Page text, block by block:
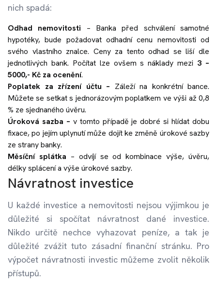
nich spadá:
Odhad nemovitosti – Banka před schválení samotné
hypotéky, bude požadovat odhadní cenu nemovitosti od
svého vlastního znalce. Ceny za tento odhad se liší dle
jednotlivých bank. Počítat lze ovšem s náklady mezi 3 –
5000,- Kč za ocenění.
Poplatek za zřízení účtu – Záleží na konkrétní bance.
Můžete se setkat s jednorázovým poplatkem ve výši až 0,8
% ze sjednaného úvěru.
Úroková sazba – v tomto případě je dobré si hlídat dobu
fixace, po jejím uplynutí může dojít ke změně úrokové sazby
ze strany banky.
Měsíční splátka – odvíjí se od kombinace výše, úvěru,
délky splácení a výše úrokové sazby.
Návratnost investice
U každé investice a nemovitosti nejsou výjimkou je
důležité si spočítat návratnost dané investice.
Nikdo určitě nechce vyhazovat peníze, a tak je
důležité zvážit tuto zásadní finanční stránku. Pro
výpočet návratnosti investic můžeme zvolit několik
přístupů.